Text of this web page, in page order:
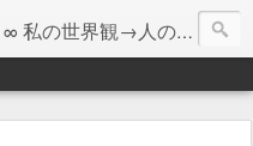
∞ 私の世界観→人の記憶の彼方へと繋ぐツール ∞